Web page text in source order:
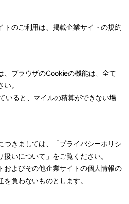
トのご利用は、掲載企業サイトの規約
、ブラウザのCookieの機能は、全て
。
いると、マイルの積算ができない場
つきましては、「プライバシーポリシ
いについて」をご覧ください。
およびその他企業サイトの個人情報の
負わないものとします。